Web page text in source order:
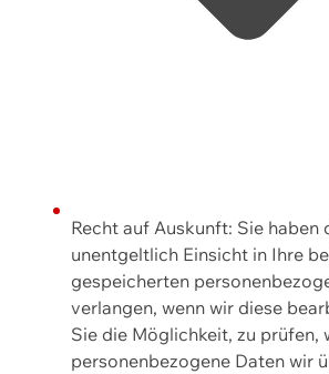
Recht auf Auskunft: Sie haben
unentgeltlich Einsicht in Ihre
gespeicherten
verlangen, wenn wir diese
Sie die Möglichkeit, zu prüfen,
personenbezogene Daten wir